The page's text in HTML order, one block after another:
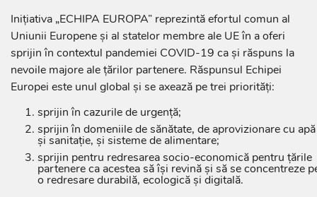
Inițiativa „ECHIPA EUROPA” reprezintă efortul comun al
Uniunii Europene și al statelor membre ale UE în a oferi
sprijin în contextul pandemiei COVID-19 ca și răspuns la
nevoile majore ale țărilor partenere. Răspunsul Echipei
Europei este unul global și se axează pe trei priorități:
sprijin în cazurile de urgență;
sprijin în domeniile de sănătate, de aprovizionare cu apă
și sanitație, și sisteme de alimentare;
sprijin pentru redresarea socio-economică pentru țările
partenere ca acestea să își revină și să se concentreze
o redresare durabilă, ecologică și digitală.